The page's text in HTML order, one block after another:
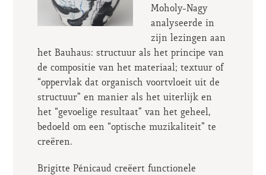
Moholy-Nagy
analyseerde in
zijn lezingen aan
het Bauhaus: structuur als het principe van
de compositie van het materiaal; textuur of
“oppervlak dat organisch voortvloeit uit de
structuur” en manier als het uiterlijk en
het “gevoelige resultaat” van het geheel,
bedoeld om een “optische muzikaliteit” te
creëren.
Brigitte Pénicaud creëert functionele